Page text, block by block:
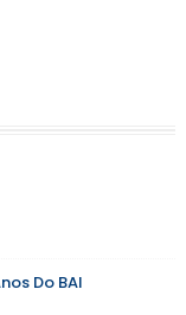
Do BAI